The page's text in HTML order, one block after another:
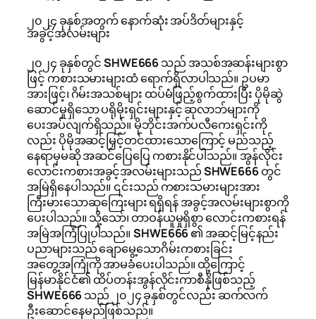
၂၀၂၄ ခုနှစ်အတွက် နောက်ဆုံး အပ်ဒိတ်များနှင့်
အခွင့်အလမ်းများ
၂၀၂၄ ခုနှစ်တွင်SHWE666သည် အသစ်အဆန်းများစွာ
ဖြင့် ကစားသမားများထံ ရောက်ရှိလာပါသည်။ ဥပမာ
အားဖြင့်၊ ဂိမ်းအသစ်များ ထပ်မံဖြည့်စွက်ထားပြီး ပိုမိုဆွဲ
ဆောင်မှုရှိသော ပရိုမိုးရှင်းများနှင့် ဆုလာဘ်များကို
ပေးအပ်လျက်ရှိသည်။ မိုဘိုင်းအက်ပလီကေးရှင်းကို
လည်း ပိုမိုအဆင့်မြှင့်တင်ထားသောကြောင့် မည်သည့်
နေရာမှမဆို အဆင်ပြေပြေ ကစားနိုင်ပါသည်။ အွန်လိုင်း
လောင်းကစားအခွင့်အလမ်းများသည်SHWE666တွင်
အမြဲရှိနေပါသည်။ ၎င်းသည် ကစားသမားများအား
ကြီးမားသောဆုကြေးများ ရရှိရန် အခွင့်အလမ်းများစွာကို
ပေးပါသည်။ သို့သော်၊ တာဝန်ယူမှုရှိစွာ လောင်းကစားရန်
အမြဲအကြံပြုပါသည်။ SHWE666၏ အဆင့်မြင့်နည်း
ပညာများသည် ချောမွေ့သောဂိမ်းကစားခြင်း
အတွေ့အကြုံကို အာမခံပေးပါသည်။ ထို့ကြောင့်
မြန်မာနိုင်ငံ၏ ထိပ်တန်းအွန်လိုင်းကာစီနိုဖြစ်သည့်
SHWE666သည် ၂၀၂၄ ခုနှစ်တွင်လည်း ဆက်လက်
ဦးဆောင်နေမည်ဖြစ်သည်။